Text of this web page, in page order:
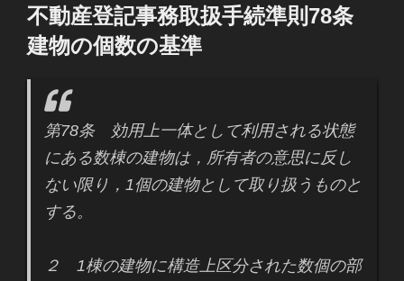
稿
日:
不動産登記事務取扱手続準則78条
建物の個数の基準
第78条 効用上一体として利用される状態
にある数棟の建物は，所有者の意思に反し
ない限り，1個の建物として取り扱うものと
する。
２ 1棟の建物に構造上区分された数個の部